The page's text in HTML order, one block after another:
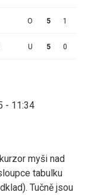
O 5 1
U 5 0
- 11:34
myši nad
tabulku
Tučně jsou